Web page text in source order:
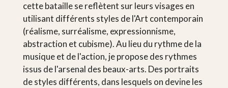
cette bataille se reflètent sur leurs visages en
utilisant différents styles de l'Art contemporain
(réalisme, surréalisme, expressionnisme,
abstraction et cubisme). Au lieu du rythme de la
musique et de l'action, je propose des rythmes
issus de l'arsenal des beaux-arts. Des portraits
de styles différents, dans lesquels on devine les